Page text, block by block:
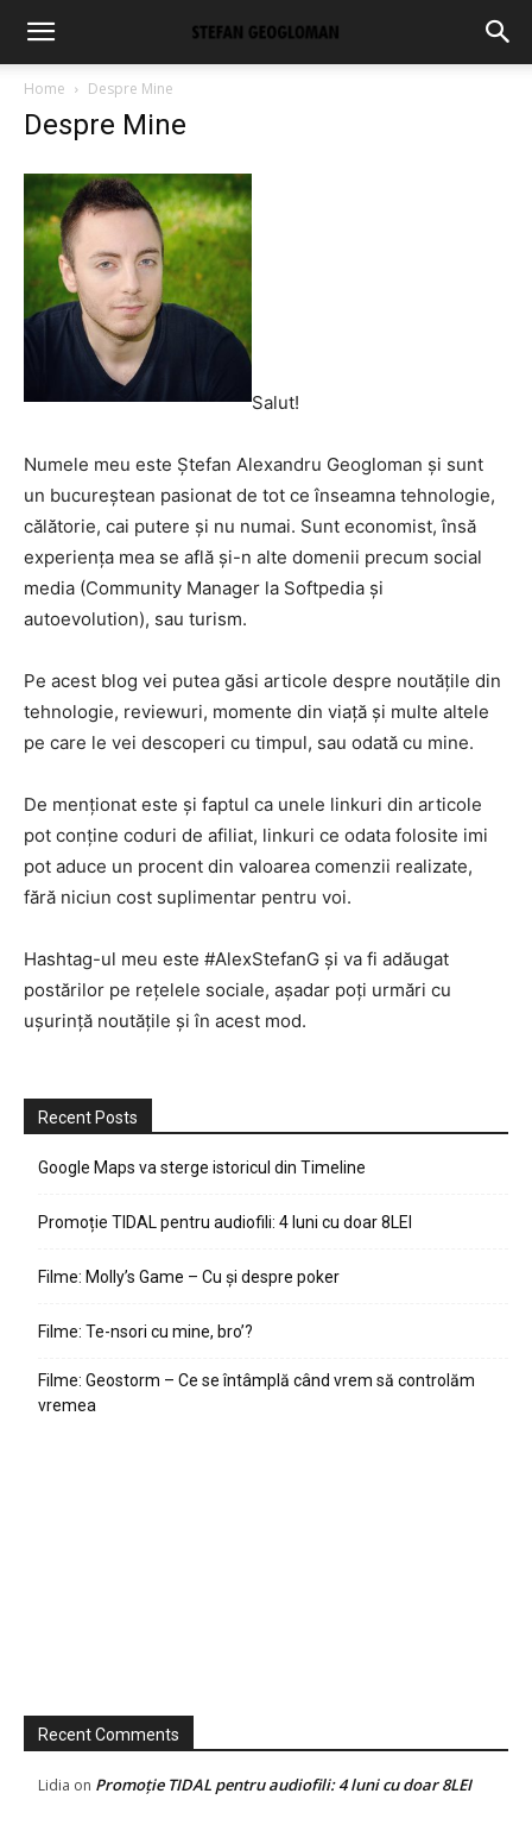
Home Despre Mine
Despre Mine
Salut!
Numele meu este Ștefan Alexandru Geogloman și sunt
un bucureștean pasionat de tot ce înseamna tehnologie,
călătorie, cai putere și nu numai. Sunt economist, însă
experiența mea se află și-n alte domenii precum social
media (Community Manager la Softpedia și
autoevolution), sau turism.
Pe acest blog vei putea găsi articole despre noutățile din
tehnologie, reviewuri, momente din viață și multe altele
pe care le vei descoperi cu timpul, sau odată cu mine.
De menționat este și faptul ca unele linkuri din articole
pot conține coduri de afiliat, linkuri ce odata folosite imi
pot aduce un procent din valoarea comenzii realizate,
fără niciun cost suplimentar pentru voi.
Hashtag-ul meu este #AlexStefanG și va fi adăugat
postărilor pe rețelele sociale, așadar poți urmări cu
ușurință noutățile și în acest mod.
Recent Posts
Google Maps va sterge istoricul din Timeline
Promoție TIDAL pentru audiofili: 4 luni cu doar 8LEI
Filme: Molly’s Game – Cu și despre poker
Filme: Te-nsori cu mine, bro’?
Filme: Geostorm – Ce se întâmplă când vrem să controlăm
vremea
Recent Comments
Lidia on Promoție TIDAL pentru audiofili: 4 luni cu doar 8LEI